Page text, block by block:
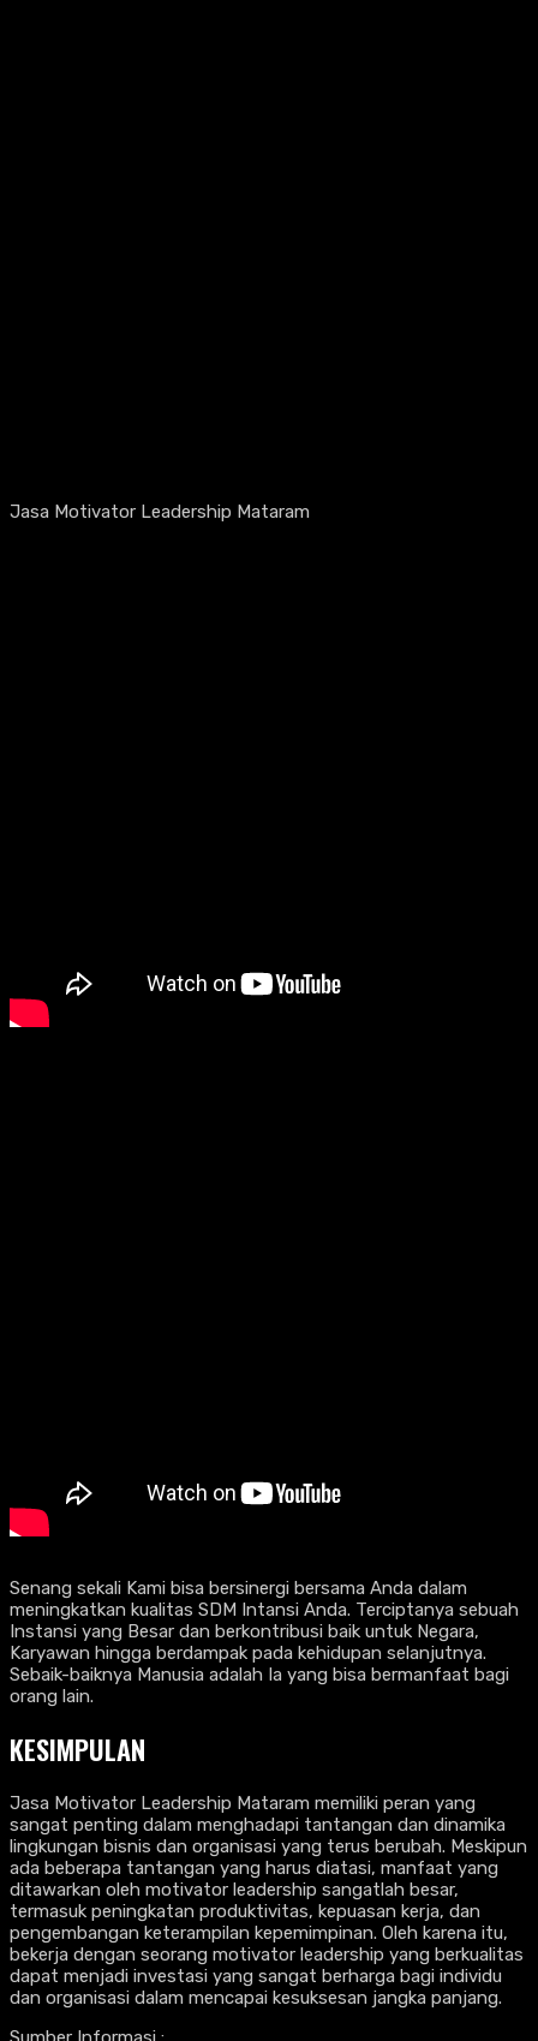
Jasa Motivator Leadership Mataram
Senang sekali Kami bisa bersinergi bersama Anda dalam
meningkatkan kualitas SDM Intansi Anda. Terciptanya sebuah
Instansi yang Besar dan berkontribusi baik untuk Negara,
Karyawan hingga berdampak pada kehidupan selanjutnya.
Sebaik-baiknya Manusia adalah Ia yang bisa bermanfaat bagi
orang lain.
KESIMPULAN
Jasa Motivator Leadership Mataram memiliki peran yang
sangat penting dalam menghadapi tantangan dan dinamika
lingkungan bisnis dan organisasi yang terus berubah. Meskipun
ada beberapa tantangan yang harus diatasi, manfaat yang
ditawarkan oleh motivator leadership sangatlah besar,
termasuk peningkatan produktivitas, kepuasan kerja, dan
pengembangan keterampilan kepemimpinan. Oleh karena itu,
bekerja dengan seorang motivator leadership yang berkualitas
dapat menjadi investasi yang sangat berharga bagi individu
dan organisasi dalam mencapai kesuksesan jangka panjang.